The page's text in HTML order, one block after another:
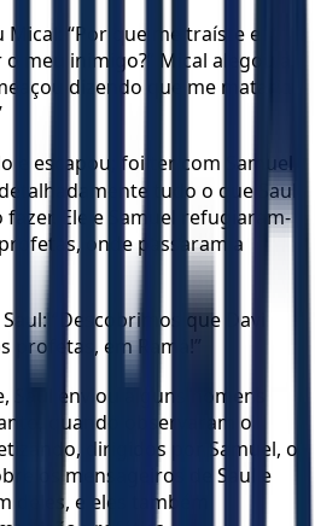
“Por que me traíste e
meu inimigo?” Mical alegou a
dizendo que me mataria
e escapou; foi ter com Samuel,
tudo o que Saul
Ele e Samuel refugiaram-
onde passaram a
“Descobrimos que Davi
profetas, em Ramá!”
enviou alguns homens
quando observaram o
dirigidos por Samuel, o
os mensageiros de Saul e
deles, e eles também